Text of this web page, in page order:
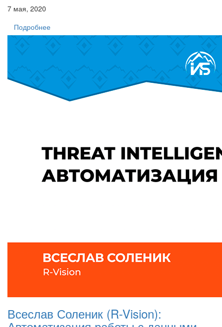
7 мая, 2020
Подробнее
Всеслав Соленик (R-Vision):